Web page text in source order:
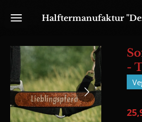
Hauptinhalt
Halftermanufaktur
-